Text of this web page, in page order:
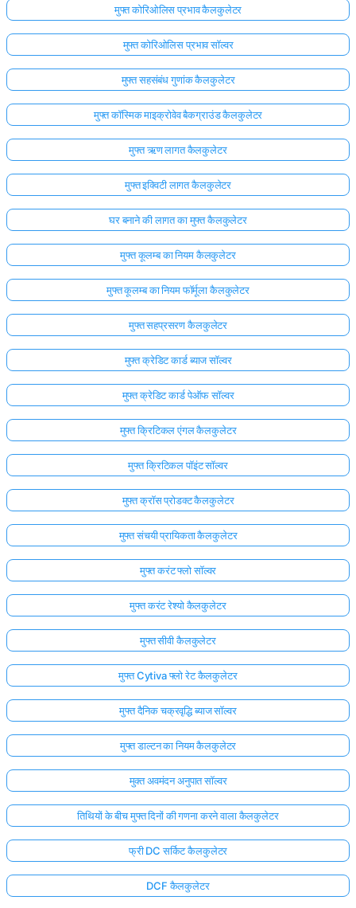
मुफ्त कोरिओलिस प्रभाव कैलकुलेटर
मुफ्त कोरिओलिस प्रभाव सॉल्वर
मुफ्त सहसंबंध गुणांक कैलकुलेटर
मुफ्त कॉस्मिक माइक्रोवेव बैकग्राउंड कैलकुलेटर
मुफ्त ऋण लागत कैलकुलेटर
मुफ्त इक्विटी लागत कैलकुलेटर
घर बनाने की लागत का मुफ्त कैलकुलेटर
मुफ्त कूलम्ब का नियम कैलकुलेटर
मुफ्त कूलम्ब का नियम फॉर्मूला कैलकुलेटर
मुफ्त सहप्रसरण कैलकुलेटर
मुफ्त क्रेडिट कार्ड ब्याज सॉल्वर
मुफ्त क्रेडिट कार्ड पेऑफ सॉल्वर
मुफ्त क्रिटिकल एंगल कैलकुलेटर
मुफ्त क्रिटिकल पॉइंट सॉल्वर
मुफ्त क्रॉस प्रोडक्ट कैलकुलेटर
मुफ्त संचयी प्रायिकता कैलकुलेटर
मुफ्त करंट फ्लो सॉल्वर
मुफ्त करंट रेश्यो कैलकुलेटर
मुफ्त सीवी कैलकुलेटर
मुफ्त Cytiva फ्लो रेट कैलकुलेटर
मुफ्त दैनिक चक्रवृद्धि ब्याज सॉल्वर
मुफ्त डाल्टन का नियम कैलकुलेटर
मुक्त अवमंदन अनुपात सॉल्वर
तिथियों के बीच मुफ्त दिनों की गणना करने वाला कैलकुलेटर
फ्री DC सर्किट कैलकुलेटर
DCF कैलकुलेटर